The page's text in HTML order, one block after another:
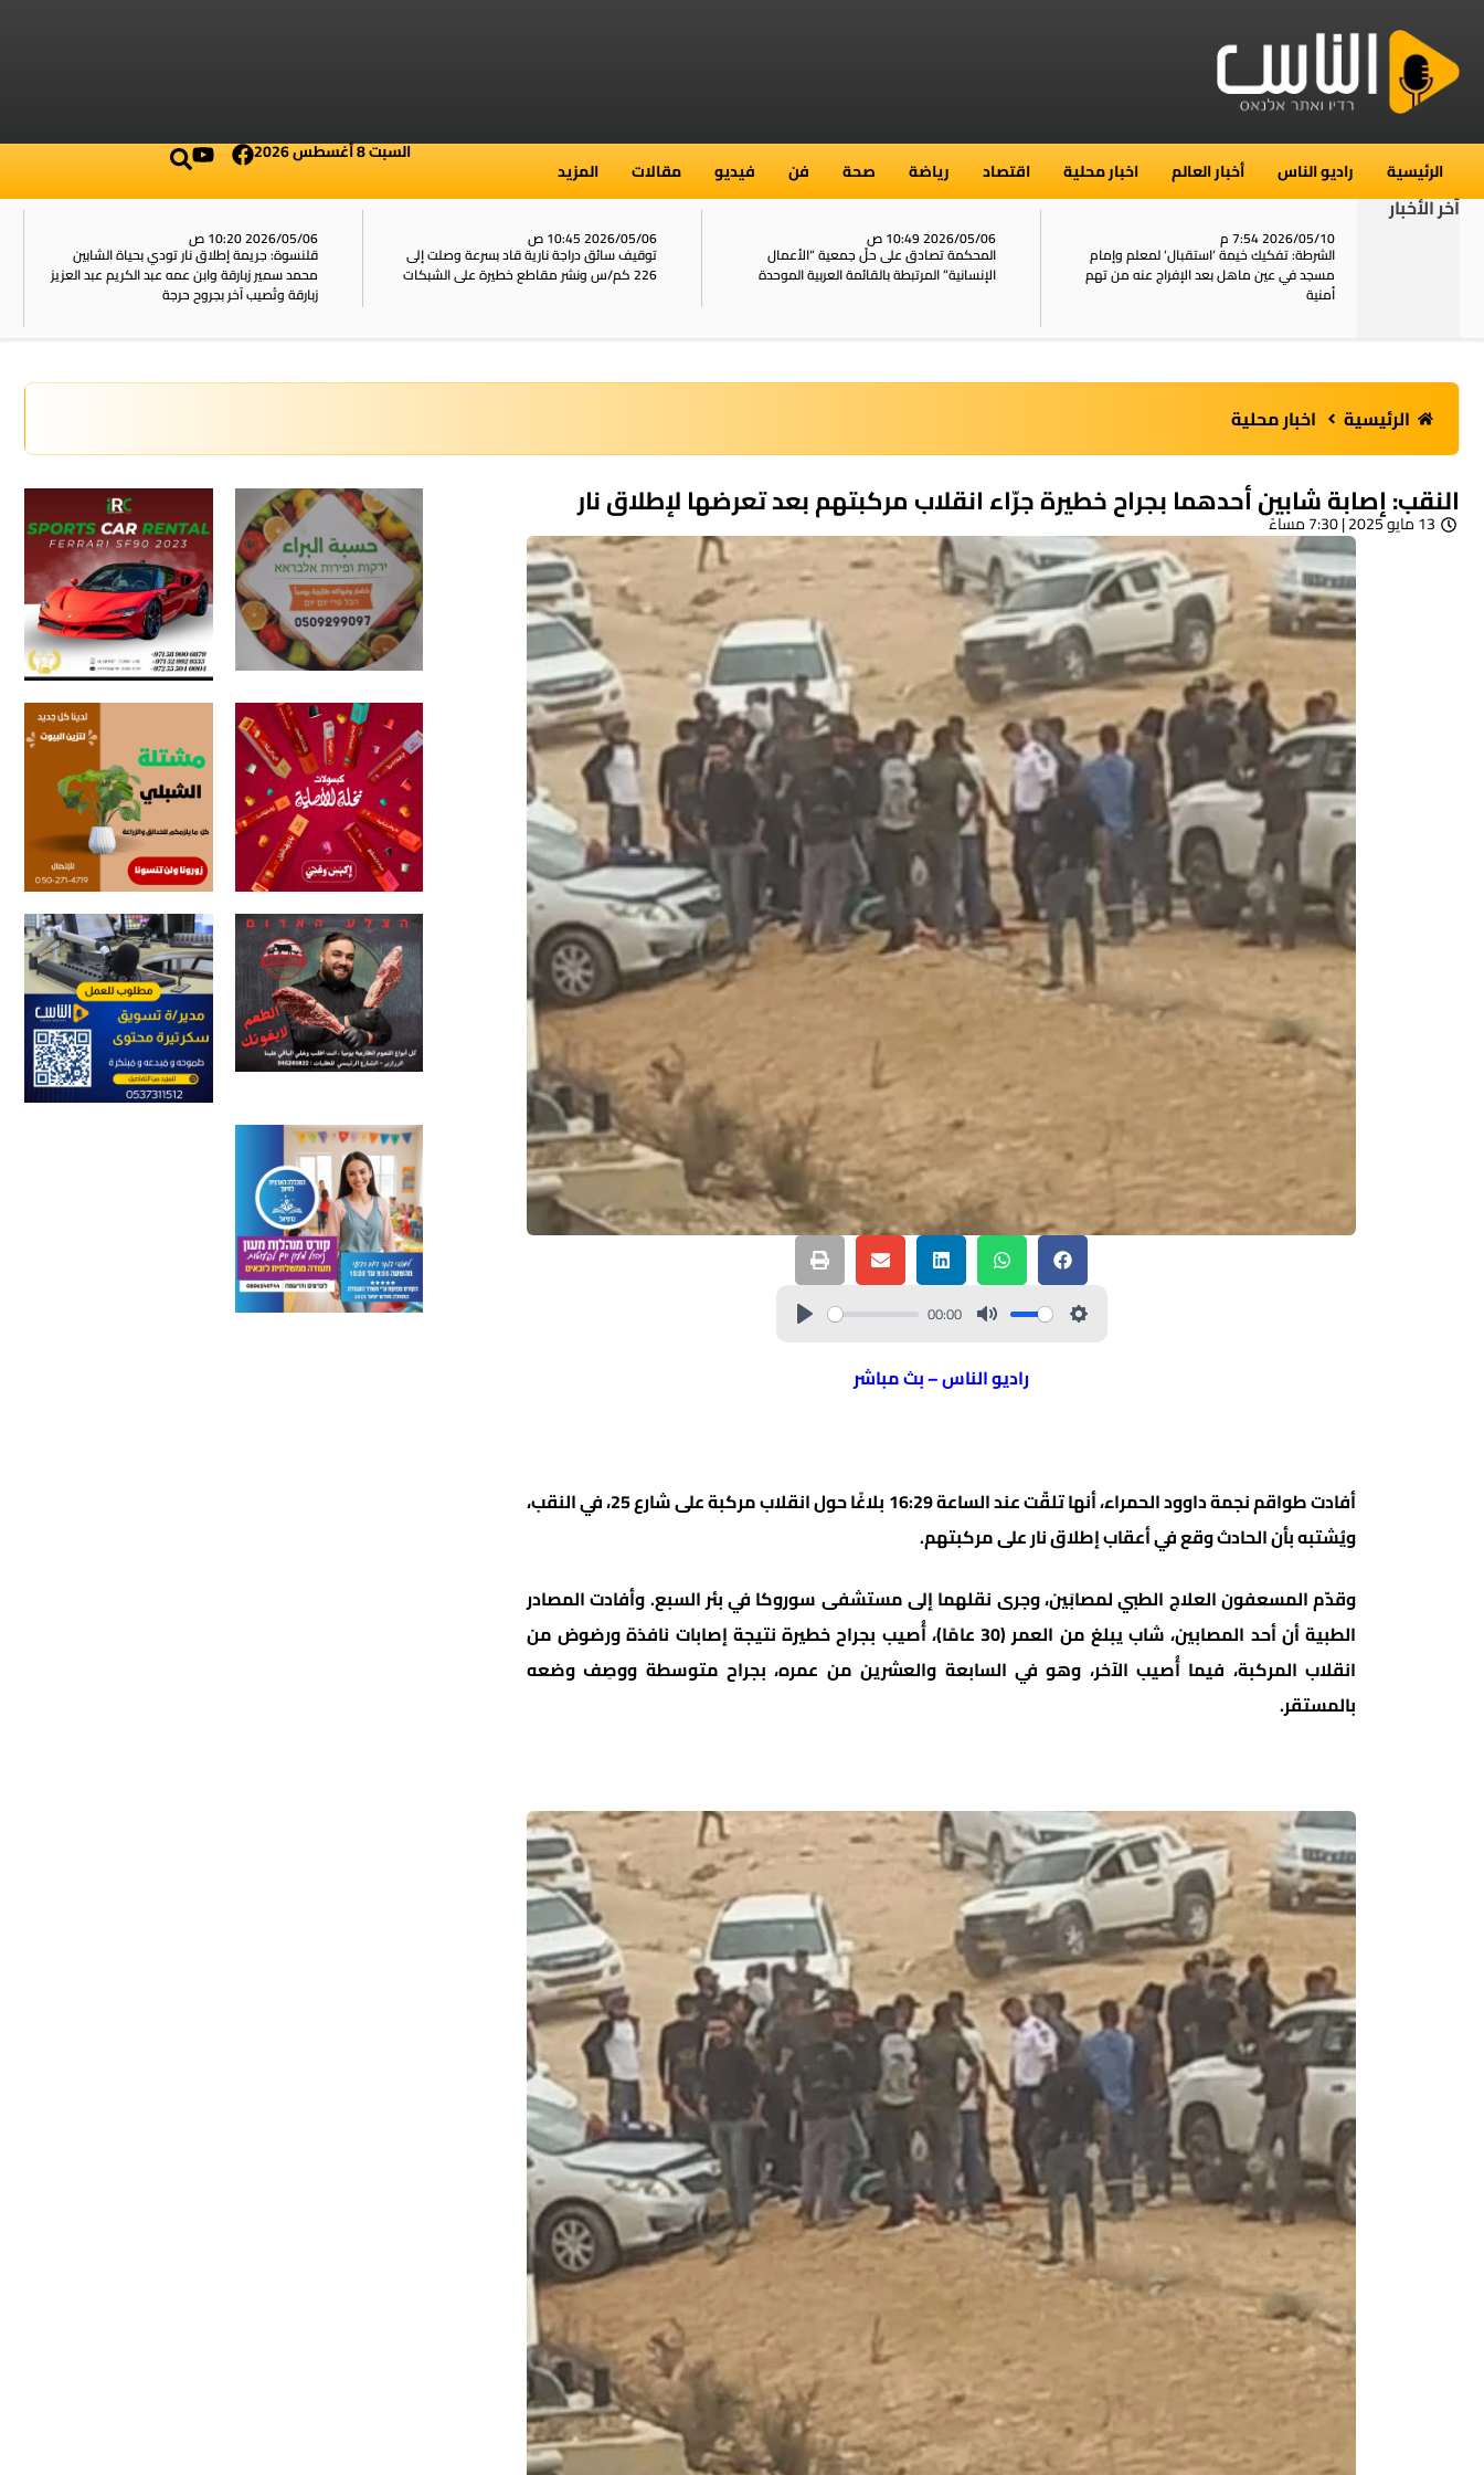
الرئيسية راديو الناس أخبار العالم اخبار محلية اقتصاد رياضة صحة فن فيديو مقالات المزيد
السبت 8 أغسطس 2026
آخر الأخبار
2026/05/10 7:54 م
الشرطة: تفكيك خيمة ‘استقبال‘ لمعلم وإمام
مسجد في عين ماهل بعد الإفراج عنه من تهم
أمنية
2026/05/06 10:49 ص
المحكمة تصادق على حلّ جمعية “الأعمال
الإنسانية” المرتبطة بالقائمة العربية الموحدة
2026/05/06 10:45 ص
توقيف سائق دراجة نارية قاد بسرعة وصلت إلى
226 كم/س ونشر مقاطع خطيرة على الشبكات
2026/05/06 10:20 ص
قلنسوة: جريمة إطلاق نار تودي بحياة الشابين
محمد سمير زبارقة وابن عمه عبد الكريم عبد العزيز
زبارقة وتُصيب آخر بجروح حرجة
الرئيسية اخبار محلية
النقب: إصابة شابين أحدهما بجراح خطيرة جرّاء انقلاب مركبتهم بعد تعرضها لإطلاق نار
13 مايو 2025 | 7:30 مساءً
00:00
راديو الناس – بث مباشر
أفادت طواقم نجمة داوود الحمراء، أنها تلقّت عند الساعة 16:29 بلاغًا حول انقلاب مركبة على شارع 25، في النقب،
ويُشتبه بأن الحادث وقع في أعقاب إطلاق نار على مركبتهم.
وقدّم المسعفون العلاج الطبي لمصابَين، وجرى نقلهما إلى مستشفى سوروكا في بئر السبع. وأفادت المصادر
الطبية أن أحد المصابين، شاب يبلغ من العمر (30 عامًا)، أُصيب بجراح خطيرة نتيجة إصابات نافذة ورضوض من
انقلاب المركبة، فيما أُصيب الآخر، وهو في السابعة والعشرين من عمره، بجراح متوسطة ووصِف وضعه
بالمستقر.